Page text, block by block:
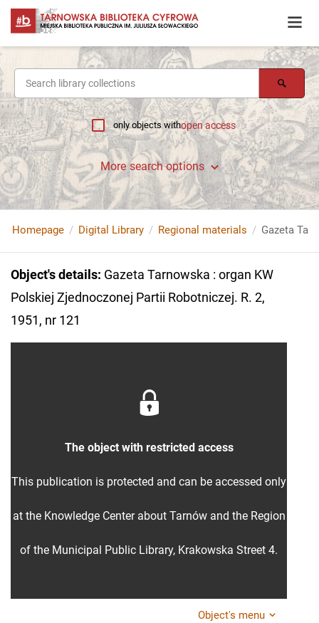
only objects withopen access
More search options
Homepage Digital Library Regional materials
Object's details: Gazeta Tarnowska : organ KW
Polskiej Zjednoczonej Partii Robotniczej. R. 2,
1951, nr 121
The object with restricted access
This publication is protected and can be accessed only
at the Knowledge Center about Tarnów and the Region
of the Municipal Public Library, Krakowska Street 4.
Object's menu